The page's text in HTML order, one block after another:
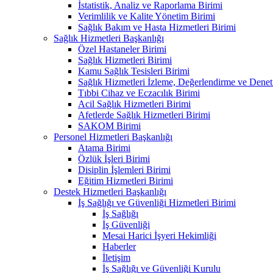
İstatistik, Analiz ve Raporlama Birimi
Verimlilik ve Kalite Yönetim Birimi
Sağlık Bakım ve Hasta Hizmetleri Birimi
Sağlık Hizmetleri Başkanlığı
Özel Hastaneler Birimi
Sağlık Hizmetleri Birimi
Kamu Sağlık Tesisleri Birimi
Sağlık Hizmetleri İzleme, Değerlendirme ve
Tıbbi Cihaz ve Eczacılık Birimi
Acil Sağlık Hizmetleri Birimi
Afetlerde Sağlık Hizmetleri Birimi
SAKOM Birimi
Personel Hizmetleri Başkanlığı
Atama Birimi
Özlük İşleri Birimi
Disiplin İşlemleri Birimi
Eğitim Hizmetleri Birimi
Destek Hizmetleri Başkanlığı
İş Sağlığı ve Güvenliği Hizmetleri Birimi
İş Sağlığı
İş Güvenliği
Mesai Harici İşyeri Hekimliği
Haberler
İletişim
İş Sağlığı ve Güvenliği Kurulu